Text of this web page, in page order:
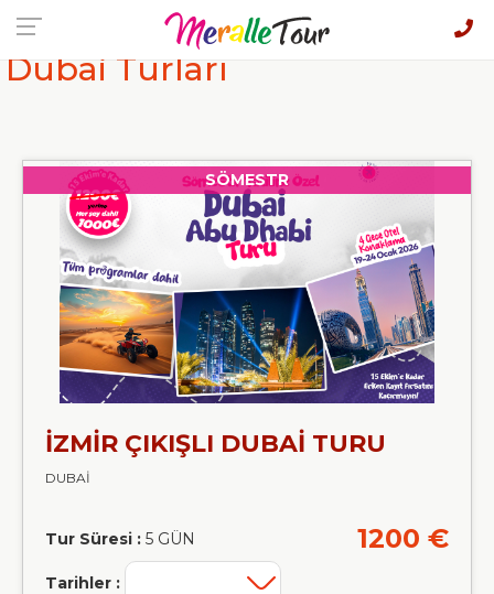
Dubai Turları
SÖMESTR
İZMİR ÇIKIŞLI DUBAİ TURU
DUBAİ
Tur Süresi : 5 GÜN 1200 €
Tarihler :